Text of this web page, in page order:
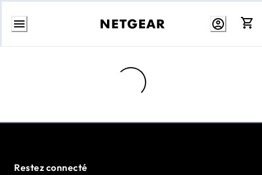
Aller
Loading...
Restez connecté